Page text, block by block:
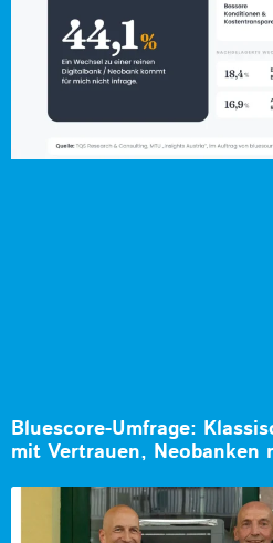
Bluescore-Umfrage:
mit Vertrauen, Neobanken